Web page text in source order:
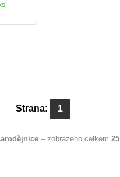
Strana: 1
– zobrazeno celkem25